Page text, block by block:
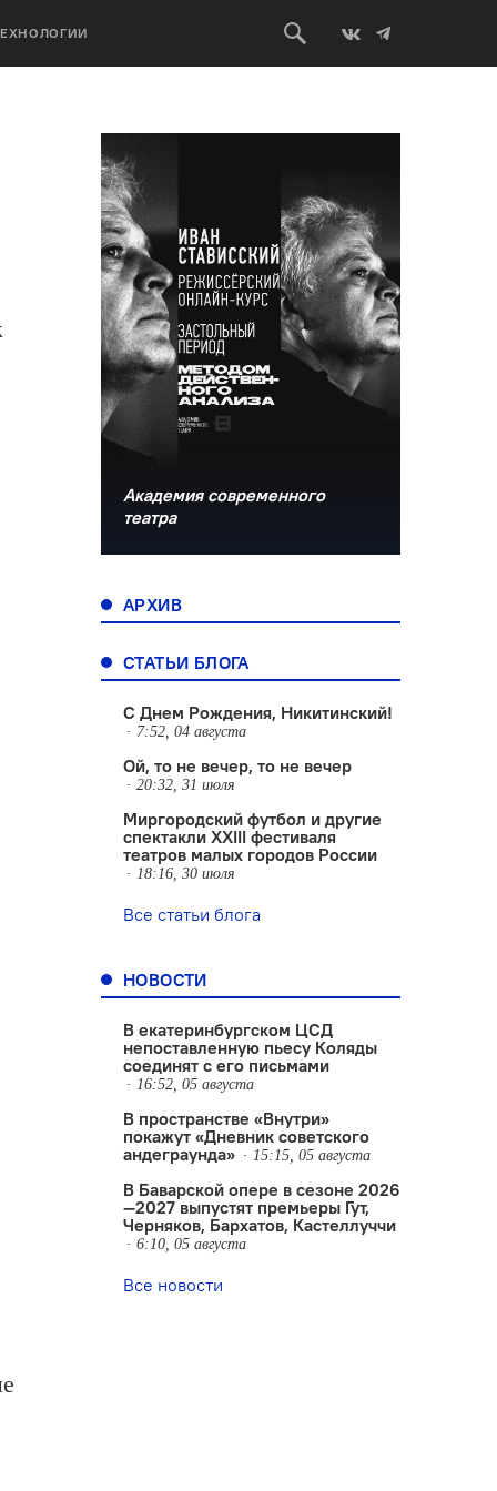
Академия современного
театра
АРХИВ
СТАТЬИ БЛОГА
С Днем Рождения, Никитинский!
7:52, 04 августа
Ой, то не вечер, то не вечер
20:32, 31 июля
Миргородский футбол и другие
спектакли XXIII фестиваля
театров малых городов России
18:16, 30 июля
Все статьи блога
НОВОСТИ
В екатеринбургском ЦСД
непоставленную пьесу Коляды
соединят с его письмами
16:52, 05 августа
В пространстве «Внутри»
покажут «Дневник советского
андеграунда»
15:15, 05 августа
В Баварской опере в сезоне 2026
—2027 выпустят премьеры Гут,
Черняков, Бархатов, Кастеллуччи
6:10, 05 августа
Все новости